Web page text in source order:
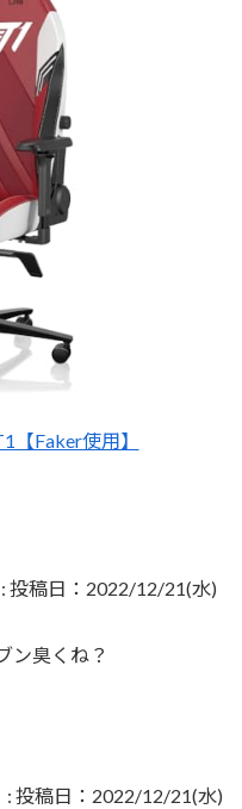
【Faker使用】
: 投稿日：2022/12/21(水)
ン臭くね？
: 投稿日：2022/12/21(水)